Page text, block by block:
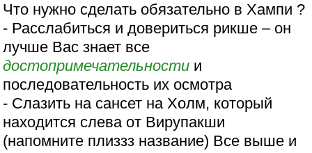
Что нужно сделать обязательно в Хампи ?
- Расслабиться и довериться рикше – он
лучше Вас знает все
достопримечательности и
последовательность их осмотра
- Слазить на сансет на Холм, который
находится слева от Вирупакши
(напомните плиззз название) Все выше и